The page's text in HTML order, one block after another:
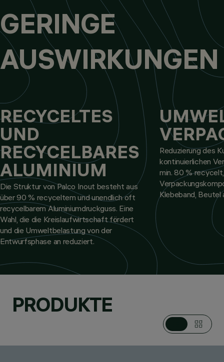
GERINGE
AUSWIRKUNGEN
RECYCELTES
UND
RECYCELBARES
ALUMINIUM
Die Struktur von Palco Inout besteht aus
über 90 % recyceltem und unendlich oft
recycelbarem Aluminiumdruckguss. Eine
Wahl, die die Kreislaufwirtschaft fördert
und die Umweltbelastung von der
Entwurfsphase an reduziert.
Reduzierung des
kontinuierlichen
min. 80 %
Klebeband, Beutel
PRODUKTE